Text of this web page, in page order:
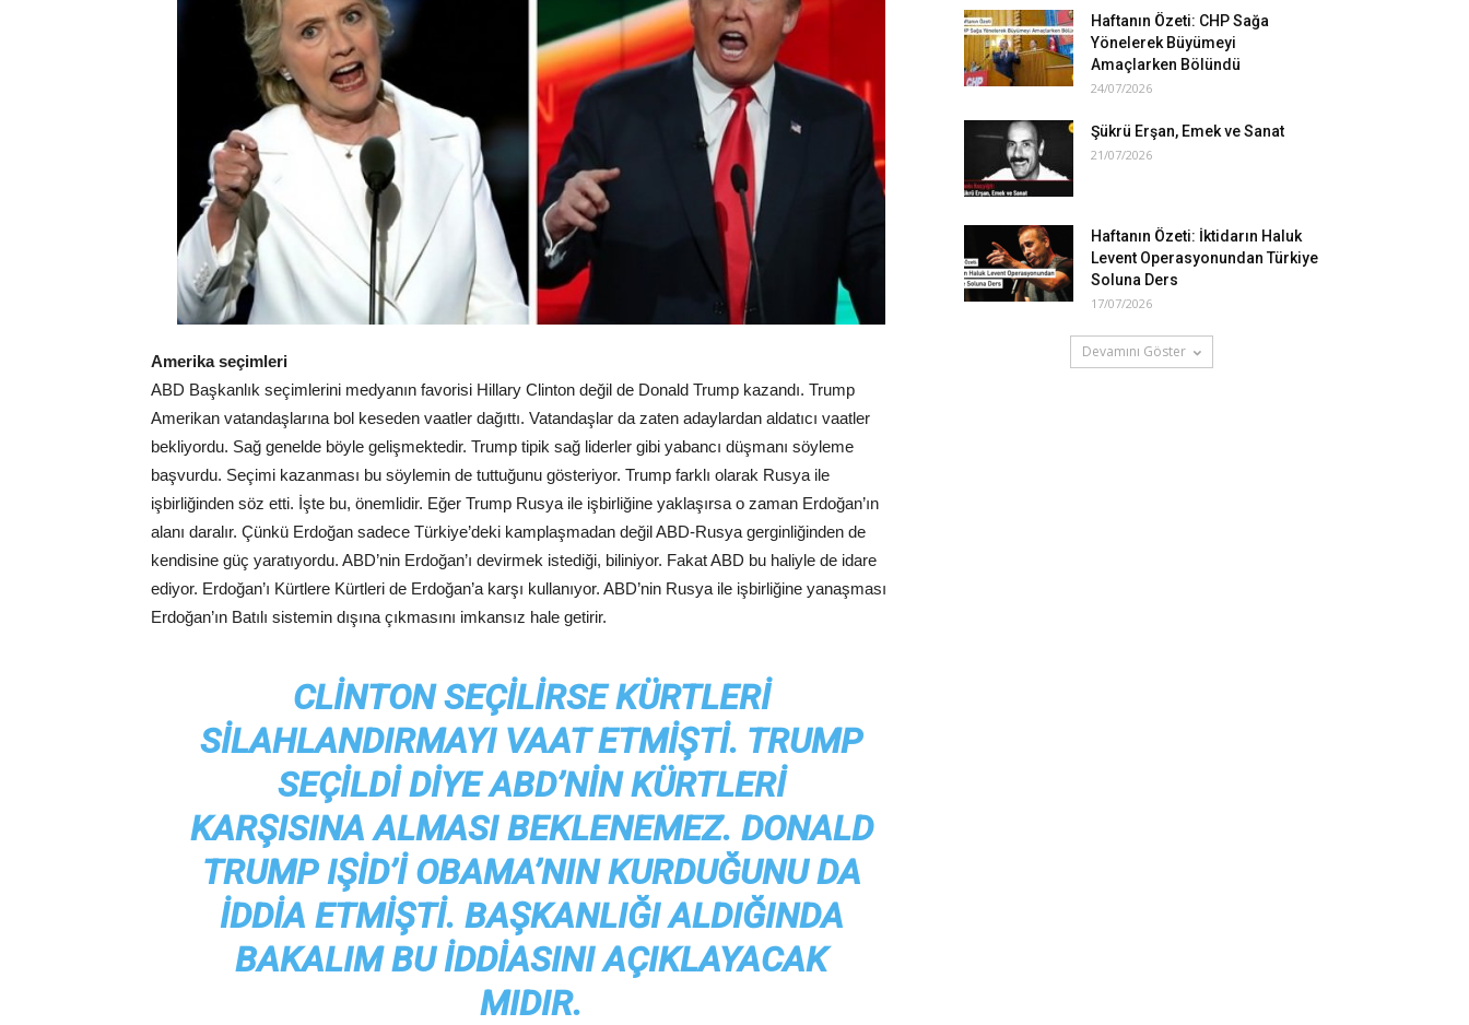
Amerika seçimleri
ABD Başkanlık seçimlerini medyanın favorisi Hillary Clinton değil de Donald Trump kazandı. Trump
Amerikan vatandaşlarına bol keseden vaatler dağıttı. Vatandaşlar da zaten adaylardan aldatıcı vaatler
bekliyordu. Sağ genelde böyle gelişmektedir. Trump tipik sağ liderler gibi yabancı düşmanı söyleme
başvurdu. Seçimi kazanması bu söylemin de tuttuğunu gösteriyor. Trump farklı olarak Rusya ile
işbirliğinden söz etti. İşte bu, önemlidir. Eğer Trump Rusya ile işbirliğine yaklaşırsa o zaman Erdoğan’ın
alanı daralır. Çünkü Erdoğan sadece Türkiye’deki kamplaşmadan değil ABD-Rusya gerginliğinden de
kendisine güç yaratıyordu. ABD’nin Erdoğan’ı devirmek istediği, biliniyor. Fakat ABD bu haliyle de idare
ediyor. Erdoğan’ı Kürtlere Kürtleri de Erdoğan’a karşı kullanıyor. ABD’nin Rusya ile işbirliğine yanaşması
Erdoğan’ın Batılı sistemin dışına çıkmasını imkansız hale getirir.
CLINTON SEÇILIRSE KÜRTLERI
SILAHLANDIRMAYI VAAT ETMIŞTI. TRUMP
SEÇILDI DIYE ABD’NIN KÜRTLERI
KARŞISINA ALMASI BEKLENEMEZ. DONALD
TRUMP IŞİD’I OBAMA’NIN KURDUĞUNU DA
IDDIA ETMIŞTI. BAŞKANLIĞI ALDIĞINDA
BAKALIM BU IDDIASINI AÇIKLAYACAK
MIDIR.
Haftanın Özeti: CHP Sağa
Yönelerek Büyümeyi
Amaçlarken Bölündü
24/07/2026
Şükrü Erşan, Emek ve Sanat
21/07/2026
Haftanın Özeti: İktidarın Haluk
Levent Operasyonundan Türkiye
Soluna Ders
17/07/2026
Devamını Göster